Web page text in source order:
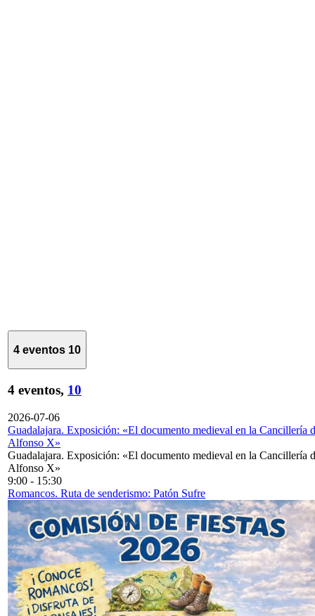
4 eventos 10
4 eventos, 10
2026-07-06
Guadalajara. Exposición: «El documento medieval en la Cancillería
Alfonso X»
Guadalajara. Exposición: «El documento medieval en la Cancillería
Alfonso X»
9:00 - 15:30
Romancos. Ruta de senderismo: Patón Sufre